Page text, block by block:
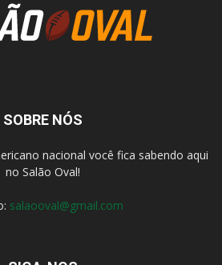
SOBRE NÓS
nacional você fica sabendo aqui
no Salão Oval!
salaooval@gmail.com